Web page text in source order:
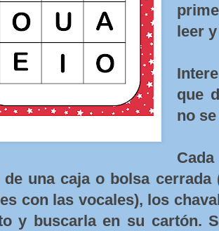
leer
que
no
de una caja o bolsa cerrada
con las vocales), los
y buscarla en su cartón.